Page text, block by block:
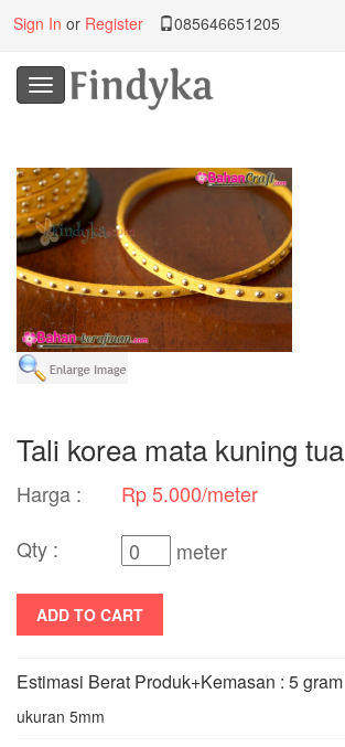
Sign In or Register 085646651205
Tali korea mata kuning tua
Harga :
Rp 5.000/meter
Qty :
meter
ADD TO CART
Estimasi Berat Produk+Kemasan : 5 gram
ukuran 5mm